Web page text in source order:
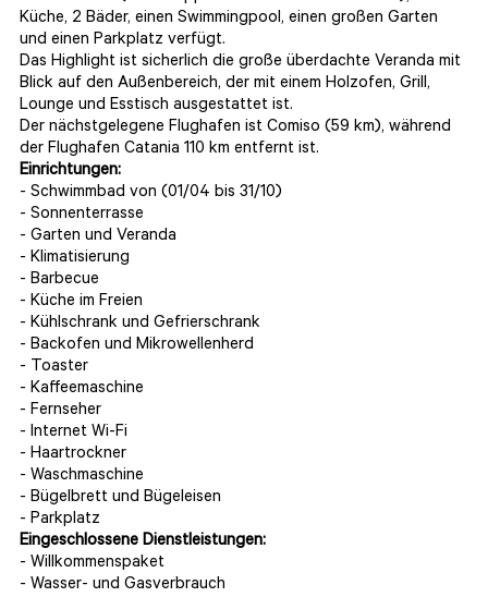
Küche, 2 Bäder, einen Swimmingpool, einen großen Garten
und einen Parkplatz verfügt.
Das Highlight ist sicherlich die große überdachte Veranda mit
Blick auf den Außenbereich, der mit einem Holzofen, Grill,
Lounge und Esstisch ausgestattet ist.
Der nächstgelegene Flughafen ist Comiso (59 km), während
der Flughafen Catania 110 km entfernt ist.
Einrichtungen:
- Schwimmbad von (01/04 bis 31/10)
- Sonnenterrasse
- Garten und Veranda
- Klimatisierung
- Barbecue
- Küche im Freien
- Kühlschrank und Gefrierschrank
- Backofen und Mikrowellenherd
- Toaster
- Kaffeemaschine
- Fernseher
- Internet Wi-Fi
- Haartrockner
- Waschmaschine
- Bügelbrett und Bügeleisen
- Parkplatz
Eingeschlossene Dienstleistungen:
- Willkommenspaket
- Wasser- und Gasverbrauch